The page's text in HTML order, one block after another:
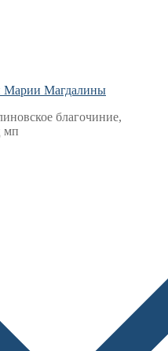
Марии Магдалины
благочиние,
мп